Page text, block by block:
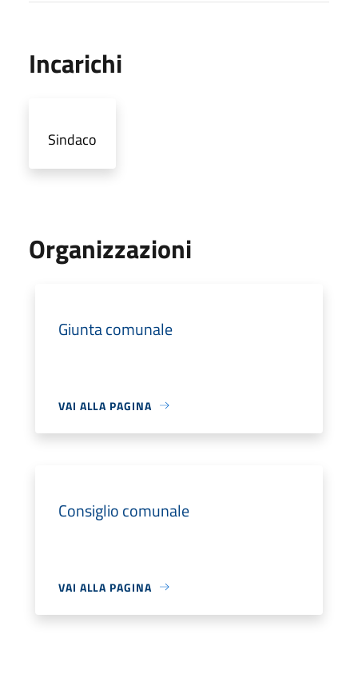
Incarichi
Sindaco
Organizzazioni
Giunta comunale
VAI ALLA PAGINA
Consiglio comunale
VAI ALLA PAGINA